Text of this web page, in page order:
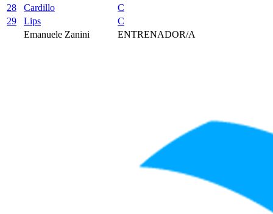
28
Cardillo
C
29
Lips
C
Emanuele Zanini
ENTRENADOR/A